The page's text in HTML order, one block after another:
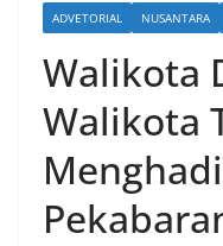
ADVETORIAL NUSANTARA
Walikota
Walikota